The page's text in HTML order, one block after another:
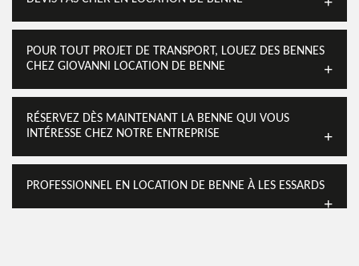
POUR TOUT PROJET DE TRANSPORT, LOUEZ DES BENNES
CHEZ GIOVANNI LOCATION DE BENNE
RÉSERVEZ DÈS MAINTENANT LA BENNE QUI VOUS
INTÉRESSE CHEZ NOTRE ENTREPRISE
PROFESSIONNEL EN LOCATION DE BENNE À LES ESSARDS